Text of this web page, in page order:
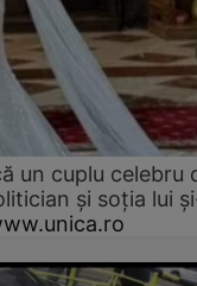
un cuplu celebru
și soția lui